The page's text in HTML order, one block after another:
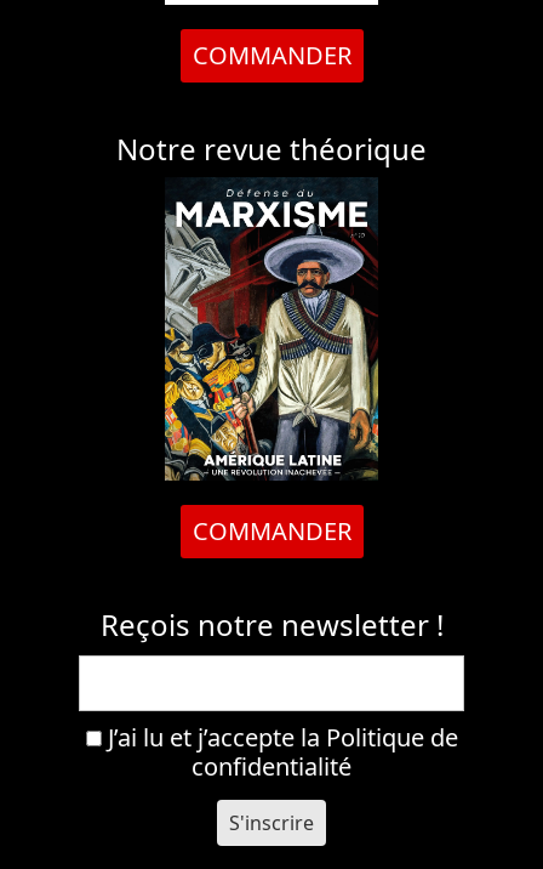
COMMANDER
Notre revue théorique
COMMANDER
Reçois notre newsletter !
J’ai lu et j’accepte la Politique de
confidentialité